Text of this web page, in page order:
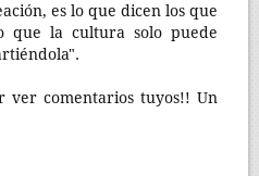
es lo que dicen los que
que la cultura solo puede
ver comentarios tuyos!! Un